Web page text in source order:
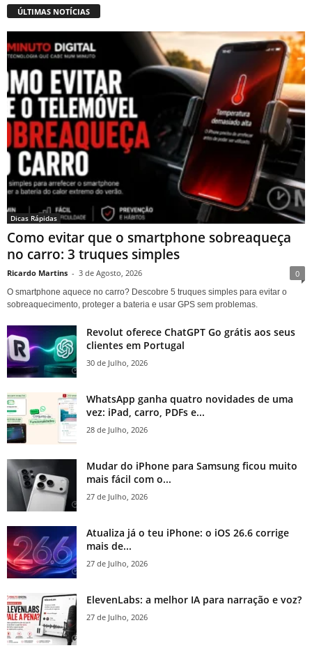
ÚLTIMAS NOTÍCIAS
Dicas Rápidas
Como evitar que o smartphone sobreaqueça
no carro: 3 truques simples
Ricardo Martins - 3 de Agosto, 2026 0
O smartphone aquece no carro? Descobre 5 truques simples para evitar o
sobreaquecimento, proteger a bateria e usar GPS sem problemas.
Revolut oferece ChatGPT Go grátis aos seus
clientes em Portugal
30 de Julho, 2026
WhatsApp ganha quatro novidades de uma
vez: iPad, carro, PDFs e...
28 de Julho, 2026
Mudar do iPhone para Samsung ficou muito
mais fácil com o...
27 de Julho, 2026
Atualiza já o teu iPhone: o iOS 26.6 corrige
mais de...
27 de Julho, 2026
ElevenLabs: a melhor IA para narração e voz?
27 de Julho, 2026